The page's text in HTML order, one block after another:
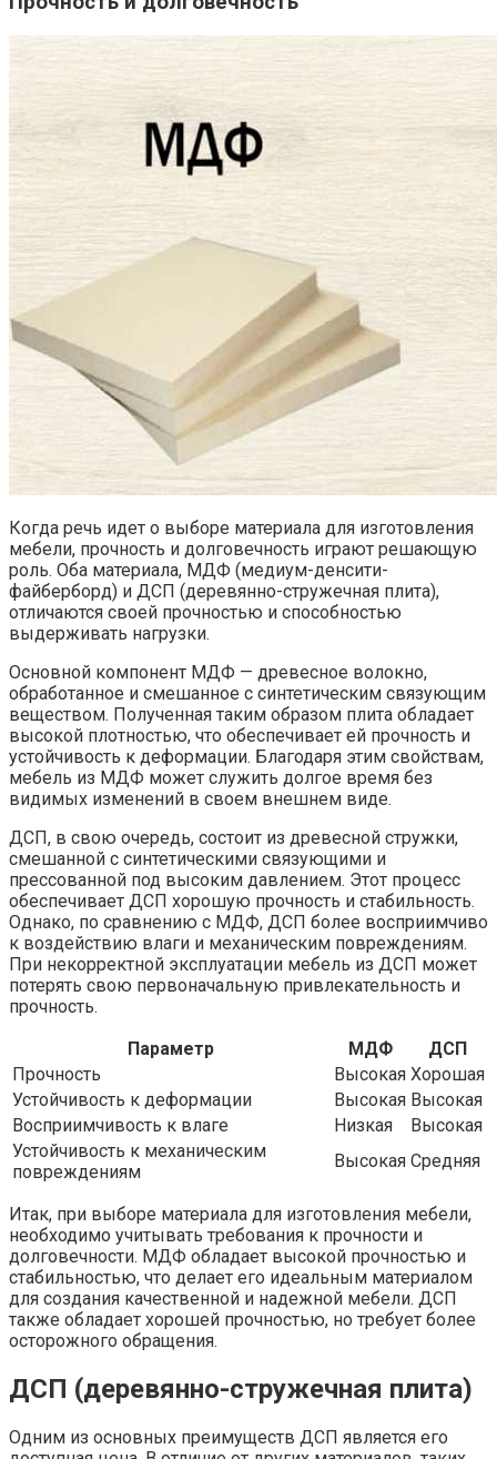
Когда речь идет о выборе материала для изготовления
мебели, прочность и долговечность играют решающую
роль. Оба материала, МДФ (медиум-денсити-
файберборд) и ДСП (деревянно-стружечная плита),
отличаются своей прочностью и способностью
выдерживать нагрузки.
Основной компонент МДФ — древесное волокно,
обработанное и смешанное с синтетическим связующим
веществом. Полученная таким образом плита обладает
высокой плотностью, что обеспечивает ей прочность и
устойчивость к деформации. Благодаря этим свойствам,
мебель из МДФ может служить долгое время без
видимых изменений в своем внешнем виде.
ДСП, в свою очередь, состоит из древесной стружки,
смешанной с синтетическими связующими и
прессованной под высоким давлением. Этот процесс
обеспечивает ДСП хорошую прочность и стабильность.
Однако, по сравнению с МДФ, ДСП более восприимчиво
к воздействию влаги и механическим повреждениям.
При некорректной эксплуатации мебель из ДСП может
потерять свою первоначальную привлекательность и
прочность.
Параметр
МДФ
ДСП
Прочность
Высокая Хорошая
Устойчивость к деформации
Высокая Высокая
Восприимчивость к влаге
Низкая
Высокая
Устойчивость к механическим
повреждениям
Высокая Средняя
Итак, при выборе материала для изготовления мебели,
необходимо учитывать требования к прочности и
долговечности. МДФ обладает высокой прочностью и
стабильностью, что делает его идеальным материалом
для создания качественной и надежной мебели. ДСП
также обладает хорошей прочностью, но требует более
осторожного обращения.
ДСП (деревянно-стружечная плита)
Одним из основных преимуществ ДСП является его